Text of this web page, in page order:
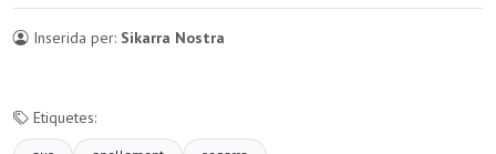
Inserida per: Sikarra Nostra
Etiquetes: